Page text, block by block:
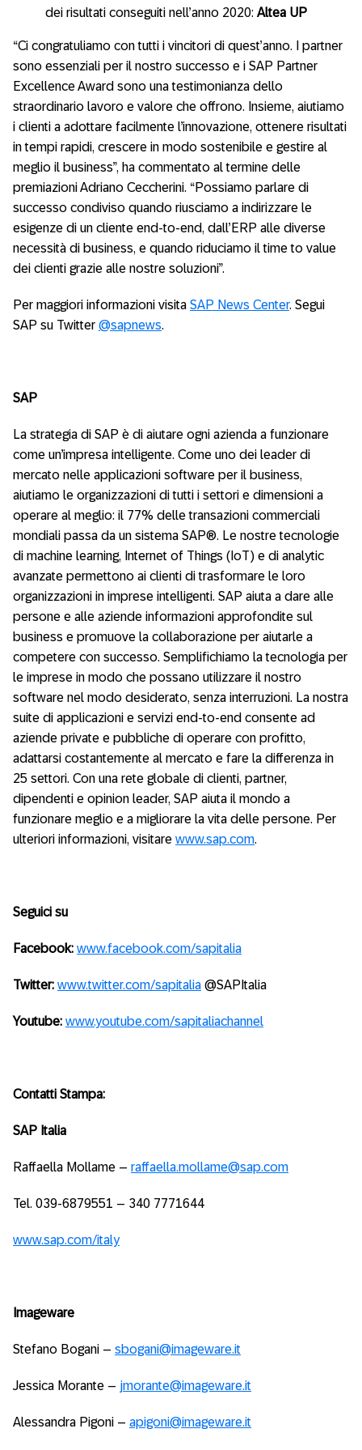
dei risultati conseguiti nell’anno 2020: Altea UP
“Ci congratuliamo con tutti i vincitori di quest’anno. I partner
sono essenziali per il nostro successo e i SAP Partner
Excellence Award sono una testimonianza dello
straordinario lavoro e valore che offrono. Insieme, aiutiamo
i clienti a adottare facilmente l’innovazione, ottenere risultati
in tempi rapidi, crescere in modo sostenibile e gestire al
meglio il business”, ha commentato al termine delle
premiazioni Adriano Ceccherini. “Possiamo parlare di
successo condiviso quando riusciamo a indirizzare le
esigenze di un cliente end-to-end, dall’ERP alle diverse
necessità di business, e quando riduciamo il time to value
dei clienti grazie alle nostre soluzioni”.
Per maggiori informazioni visita SAP News Center. Segui
SAP su Twitter @sapnews.
SAP
La strategia di SAP è di aiutare ogni azienda a funzionare
come un’impresa intelligente. Come uno dei leader di
mercato nelle applicazioni software per il business,
aiutiamo le organizzazioni di tutti i settori e dimensioni a
operare al meglio: il 77% delle transazioni commerciali
mondiali passa da un sistema SAP®. Le nostre tecnologie
di machine learning, Internet of Things (IoT) e di analytic
avanzate permettono ai clienti di trasformare le loro
organizzazioni in imprese intelligenti. SAP aiuta a dare alle
persone e alle aziende informazioni approfondite sul
business e promuove la collaborazione per aiutarle a
competere con successo. Semplifichiamo la tecnologia per
le imprese in modo che possano utilizzare il nostro
software nel modo desiderato, senza interruzioni. La nostra
suite di applicazioni e servizi end-to-end consente ad
aziende private e pubbliche di operare con profitto,
adattarsi costantemente al mercato e fare la differenza in
25 settori. Con una rete globale di clienti, partner,
dipendenti e opinion leader, SAP aiuta il mondo a
funzionare meglio e a migliorare la vita delle persone. Per
ulteriori informazioni, visitare www.sap.com.
Seguici su
Facebook: www.facebook.com/sapitalia
Twitter: www.twitter.com/sapitalia @SAPItalia
Youtube: www.youtube.com/sapitaliachannel
Contatti Stampa:
SAP Italia
Raffaella Mollame – raffaella.mollame@sap.com
Tel. 039-6879551 – 340 7771644
www.sap.com/italy
Imageware
Stefano Bogani – sbogani@imageware.it
Jessica Morante – jmorante@imageware.it
Alessandra Pigoni – apigoni@imageware.it